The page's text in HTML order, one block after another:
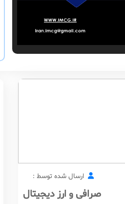
ارسال شده توسط :
صرافی و ارز دیجیتال